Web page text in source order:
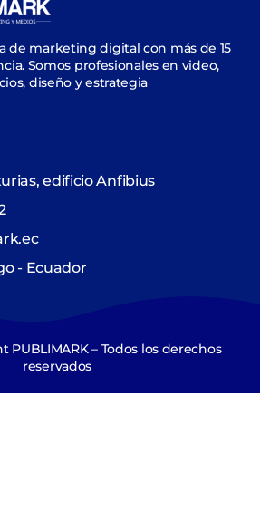
de marketing digital con más de 15
Somos profesionales en video,
diseño y estrategia
edificio Anfibius
- Ecuador
PUBLIMARK – Todos los derechos
reservados